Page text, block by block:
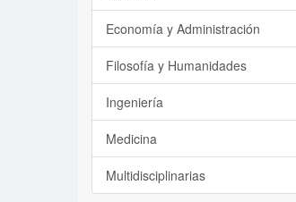
Economía y Administración
Filosofía y Humanidades
Ingeniería
Medicina
Multidisciplinarias